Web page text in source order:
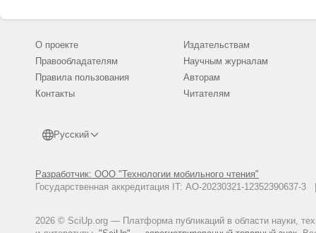
О проекте
Правообладателям
Правила пользования
Контакты
Русский
Разработчик: ООО "Технологии мобильного чтения"
Государственная аккредитация IT: АО-20230321-
2026 © SciUp.org — Платформа публикаций в области науки,
Издательствам
Научным журналам
Авторам
Читателям